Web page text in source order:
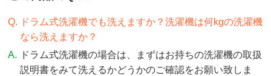
ドラム式洗濯機でも洗えますか？洗濯機は何kgの洗濯機
なら洗えますか？
ドラム式洗濯機の場合は、まずはお持ちの洗濯機の取扱
説明書をみて洗えるかどうかのご確認をお願い致しま